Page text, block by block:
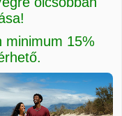
minimum 15%